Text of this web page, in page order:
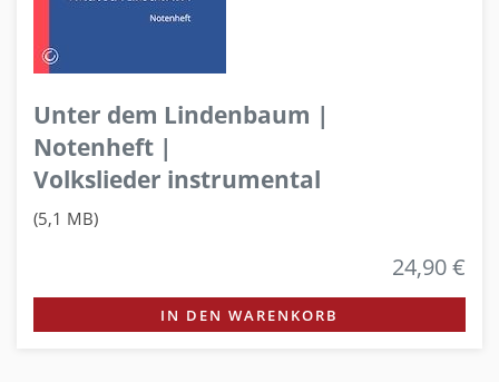
Unter dem Lindenbaum |
Notenheft |
Volkslieder instrumental
(5,1 MB)
24,90 €
IN DEN WARENKORB